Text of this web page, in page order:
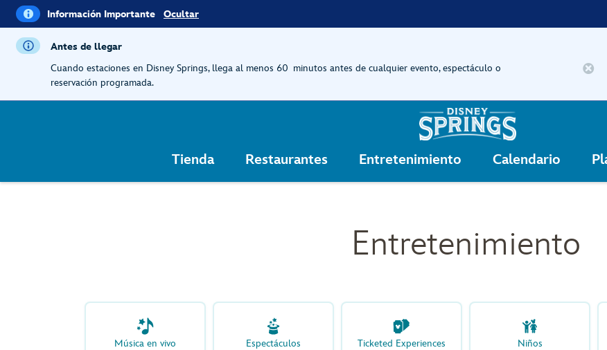
i Información Importante OcultarOcultar
Información
Antes de llegar
Cuando estaciones en Disney Springs, llega al menos 60 minutos antes de cualquier evento, espectáculo o
reservación programada.
Tienda Restaurantes Entretenimiento Calendario
Entretenimiento
Música en vivo Espectáculos Ticketed Experiences Niños